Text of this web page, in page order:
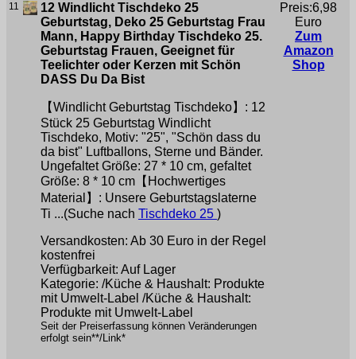
11
12 Windlicht Tischdeko 25
Geburtstag, Deko 25 Geburtstag Frau
Mann, Happy Birthday Tischdeko 25.
Geburtstag Frauen, Geeignet für
Teelichter oder Kerzen mit Schön
DASS Du Da Bist
【Windlicht Geburtstag Tischdeko】: 12
Stück 25 Geburtstag Windlicht
Tischdeko, Motiv: "25", "Schön dass du
da bist" Luftballons, Sterne und Bänder.
Ungefaltet Größe: 27 * 10 cm, gefaltet
Größe: 8 * 10 cm【Hochwertiges
Material】: Unsere Geburtstagslaterne
Ti ...(Suche nach Tischdeko 25 )
Versandkosten: Ab 30 Euro in der Regel
kostenfrei
Verfügbarkeit: Auf Lager
Kategorie: /Küche & Haushalt: Produkte
mit Umwelt-Label /Küche & Haushalt:
Produkte mit Umwelt-Label
Seit der Preiserfassung können Veränderungen
erfolgt sein**/Link*
Preis:6,98
Euro
Zum
Amazon
Shop